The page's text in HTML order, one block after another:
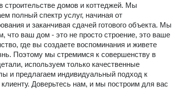
помогут вам реализовать ваши строительные
желаемых результатов.
строительстве домов и коттеджей. Мы
полный спектр услуг, начиная от
и заканчивая сдачей готового объекта. Мы
что ваш дом - это не просто строение, это ваше
где вы создаете воспоминания и живете
Поэтому мы стремимся к совершенству в
используем только качественные
и предлагаем индивидуальный подход к
Доверьтесь нам, и мы построим для вас